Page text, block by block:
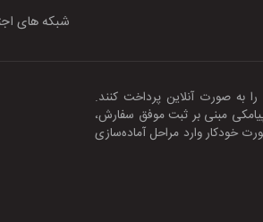
شبکه های
به صورت آنلاین پرداخت کنند.
مبنی بر ثبت موفق سفارش،
خودکار وارد مراحل آماده‌سازی